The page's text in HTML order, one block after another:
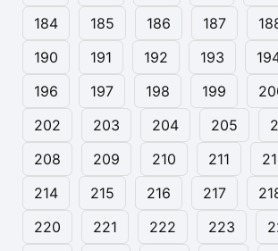
184
185 186 187
190
191 192 193
196
197 198 199
202
203 204 205
208
209 210 211
214
215 216 217
220
221 222 223